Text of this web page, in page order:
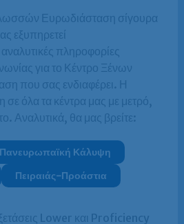
Ευρωδιάσταση σίγουρα
εξυπηρετεί
πληροφορίες
για το Κέντρο Ξένων
που σας ενδιαφέρει. Η
σε όλα τα κέντρα μας με μετρό,
Αναλυτικά, θα μας βρείτε:
Κάλυψη
Πειραιάς-Προάστια
Lower και Proficiency